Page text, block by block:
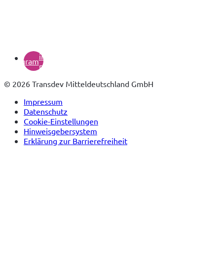
instagramin
neuem
© 2026 Transdev Mitteldeutschland GmbH
Impressum
Datenschutz
Cookie-Einstellungen
Hinweisgebersystem
Erklärung zur Barrierefreiheit